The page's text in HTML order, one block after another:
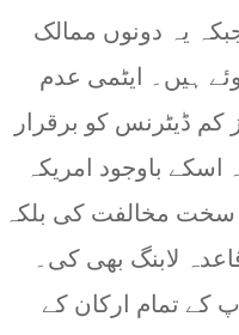
یہ دونوں ممالک
ہیں۔ ایٹمی عدم
کم ڈیٹرنس کو برقرار
باوجود امریکہ
سخت مخالفت کی بلکہ
لابنگ بھی کی۔
تمام ارکان کے